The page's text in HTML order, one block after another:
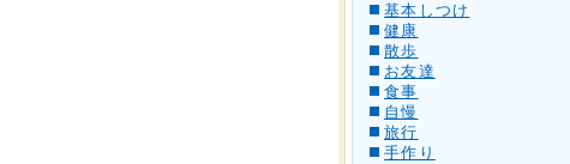
基本しつけ
健康
散歩
お友達
食事
自慢
旅行
手作り